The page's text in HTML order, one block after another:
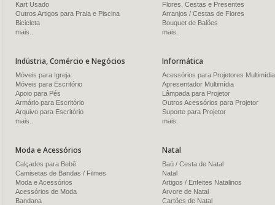
Kart Usado
Outros Artigos para Praia e Piscina
Bicicleta
mais..
Flores, Cestas e Presentes
Arranjos / Cestas de Flores
Bouquet de Balões
mais..
Indústria, Comércio e Negócios
Móveis para Igreja
Móveis para Escritório
Apoio para Pés
Armário para Escritório
Arquivo para Escritório
mais..
Informática
Acessórios para Projetores Multimídia
Apresentador Multimídia
Lâmpada para Projetor
Outros Acessórios para Projetor
Suporte para Projetor
mais..
Moda e Acessórios
Calçados para Bebê
Camisetas de Bandas / Filmes
Moda e Acessórios
Acessórios de Moda
Bandana
Natal
Baú / Cesta de Natal
Natal
Artigos / Enfeites Natalinos
Árvore de Natal
Cartões de Natal